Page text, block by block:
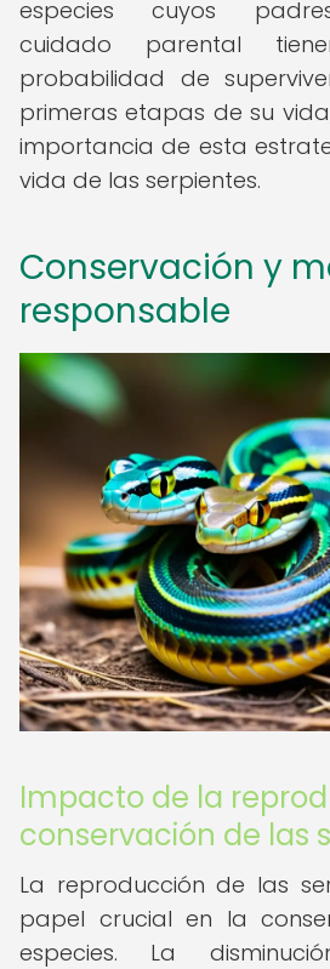
especies cuyos
cuidado parental
probabilidad de
primeras etapas de su
importancia de esta
vida de las serpientes.
Conservación y
responsable
Impacto de la
conservación de las
La reproducción de las
papel crucial en la
especies. La